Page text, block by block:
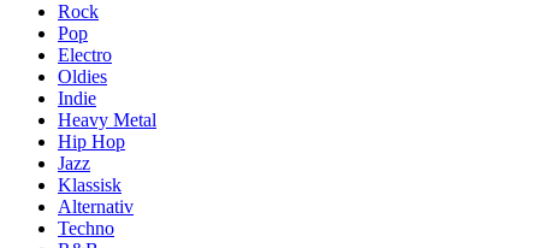
Rock
Pop
Electro
Oldies
Indie
Heavy Metal
Hip Hop
Jazz
Klassisk
Alternativ
Techno